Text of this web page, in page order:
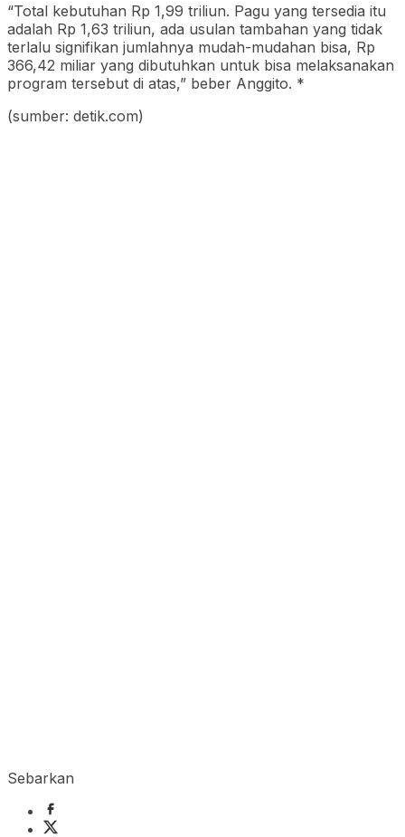
“Total kebutuhan Rp 1,99 triliun. Pagu yang tersedia itu
adalah Rp 1,63 triliun, ada usulan tambahan yang tidak
terlalu signifikan jumlahnya mudah-mudahan bisa, Rp
366,42 miliar yang dibutuhkan untuk bisa melaksanakan
program tersebut di atas,” beber Anggito. *
(sumber: detik.com)
Sebarkan